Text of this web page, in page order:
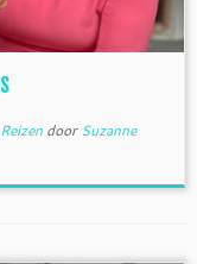
Reizen doorSuzanne